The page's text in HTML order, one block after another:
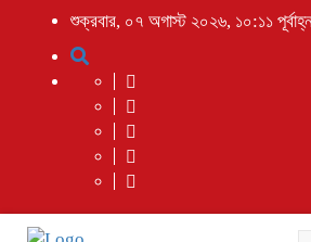
শুক্রবার, ০৭ অগাস্ট ২০২৬, ১০:১১